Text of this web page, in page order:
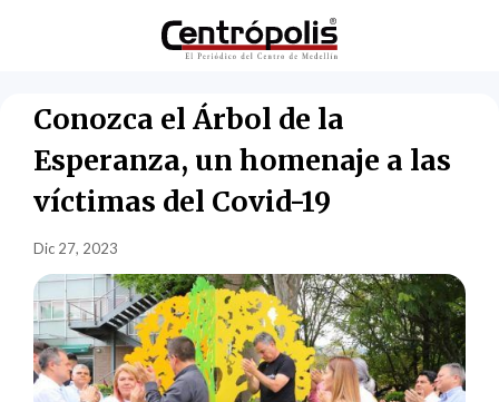
Conozca el Árbol de la
Esperanza, un homenaje a las
víctimas del Covid-19
Dic 27, 2023